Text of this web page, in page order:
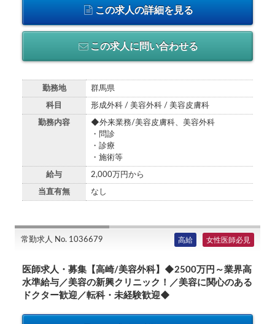
この求人の詳細を見る
この求人に問い合わせる
勤務地 群馬県
科目 形成外科 / 美容外科 / 美容皮膚科
勤務内容
◆外来業務/美容皮膚科、美容外科
・問診
・診療
・施術等
給与 2,000万円から
当直有無 なし
常勤求人 No. 1036679 高給 女性医師必見
医師求人・募集【高崎/美容外科】◆2500万円～業界高
水準給与／美容の新興クリニック！／美容に関心のある
ドクター歓迎／転科・未経験歓迎◆